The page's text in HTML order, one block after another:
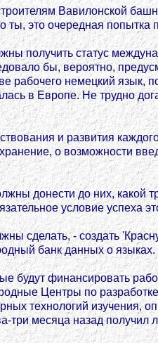
Вавилонской
это очередная попытка
получить статус
бы, вероятно,
немецкий язык,
в Европе. Не трудно
и развития
о возможности
донести до них, какой
условие успеха
- создать
банк данных о языках.
финансировать
Центры по
технологий изучения,
три месяца назад